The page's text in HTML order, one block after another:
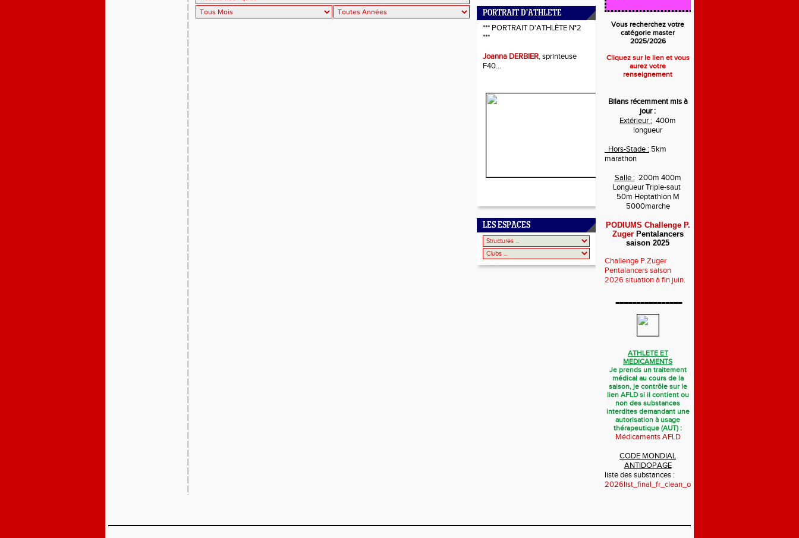
PORTRAIT D'ATHLETE
*** PORTRAIT D'ATHLÈTE N°2
***
Joanna DERBIER, sprinteuse
F40...
LES ESPACES
Vous recherchez votre
catégorie master
2025/2026
Cliquez sur le lien et vous
aurez votre
renseignement
Bilans récemment mis à
jour :
Extérieur : 400m
longueur
Hors-Stade : 5km
marathon
Salle : 200m 400m
Longueur Triple-saut
50m Heptathlon M
5000marche
PODIUMS Challenge P.
ZugerPentalancers
saison 2025
Challenge P.Zuger
Pentalancers saison
2026 situation à fin juin.
----------------
ATHLETE ET
MEDICAMENTS
Je prends un traitement
médical au cours de la
saison, je contrôle sur le
lien AFLD si il contient ou
non des substances
interdites demandant une
autorisation à usage
thérapeutique (AUT) :
Médicaments AFLD
CODE MONDIAL
ANTIDOPAGE
liste des substances :
2026list_final_fr_clean_october_2025.pdf